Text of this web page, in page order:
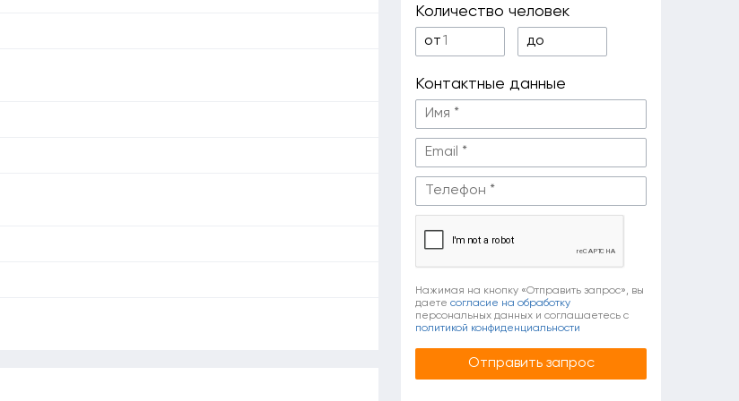
Количество человек
от до
Контактные данные
Нажимая на кнопку «Отправить запрос», вы
даете согласие на обработку
персональных данных и соглашаетесь c
политикой конфиденциальности